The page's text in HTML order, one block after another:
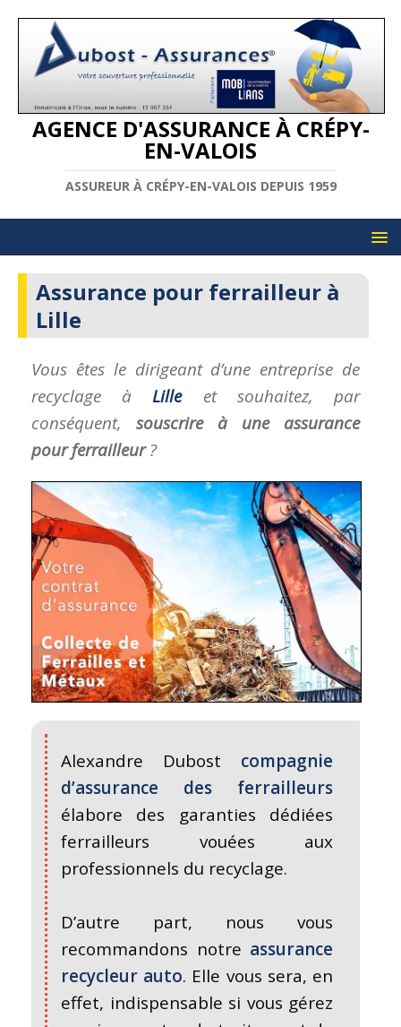
AGENCE D'ASSURANCE À CRÉPY-
EN-VALOIS
ASSUREUR À CRÉPY-EN-VALOIS DEPUIS 1959
Assurance pour ferrailleur à
Lille
Vous êtes le dirigeant d’une entreprise de
recyclage àLilleet souhaitez, par
conséquent,souscrire à une assurance
pour ferrailleur?
Alexandre Dubost compagnie
d’assurance des ferrailleurs
élabore des garanties dédiées
ferrailleurs vouées aux
professionnels du recyclage.
D’autre part, nous vous
recommandons notre assurance
recycleur auto. Elle vous sera, en
effet, indispensable si vous gérez